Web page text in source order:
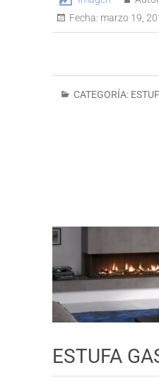
Fecha: marzo 19,
CATEGORÍA:
ESTUFA